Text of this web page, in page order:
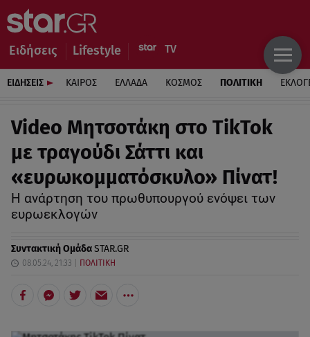
Ειδήσεις Lifestyle
ΕΙΔΗΣΕΙΣ ΚΑΙΡΟΣ ΕΛΛΑΔΑ ΚΟΣΜΟΣ ΠΟΛΙΤΙΚΗ
Video Μητσοτάκη στο TikTok
με τραγούδι Σάττι και
«ευρωκομματόσκυλο» Πίνατ!
Η ανάρτηση του πρωθυπουργού ενόψει των
ευρωεκλογών
Συντακτική ΟμάδαSTAR.GR
08.05.24, 21:33 ΠΟΛΙΤΙΚΗ